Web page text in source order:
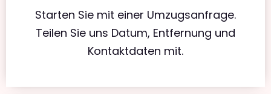
Starten Sie mit einer Umzugsanfrage.
Teilen Sie uns Datum, Entfernung und
Kontaktdaten mit.